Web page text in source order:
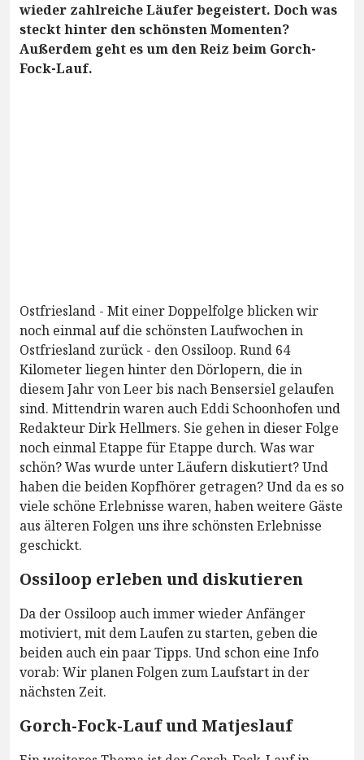
wieder zahlreiche Läufer begeistert. Doch was
steckt hinter den schönsten Momenten?
Außerdem geht es um den Reiz beim Gorch-
Fock-Lauf.
Ostfriesland - Mit einer Doppelfolge blicken wir
noch einmal auf die schönsten Laufwochen in
Ostfriesland zurück - den Ossiloop. Rund 64
Kilometer liegen hinter den Dörlopern, die in
diesem Jahr von Leer bis nach Bensersiel gelaufen
sind. Mittendrin waren auch Eddi Schoonhofen und
Redakteur Dirk Hellmers. Sie gehen in dieser Folge
noch einmal Etappe für Etappe durch. Was war
schön? Was wurde unter Läufern diskutiert? Und
haben die beiden Kopfhörer getragen? Und da es so
viele schöne Erlebnisse waren, haben weitere Gäste
aus älteren Folgen uns ihre schönsten Erlebnisse
geschickt.
Ossiloop erleben und diskutieren
Da der Ossiloop auch immer wieder Anfänger
motiviert, mit dem Laufen zu starten, geben die
beiden auch ein paar Tipps. Und schon eine Info
vorab: Wir planen Folgen zum Laufstart in der
nächsten Zeit.
Gorch-Fock-Lauf und Matjeslauf